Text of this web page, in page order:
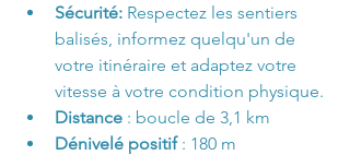
Sécurité: Respectez les sentiers
balisés, informez quelqu'un de
votre itinéraire et adaptez votre
vitesse à votre condition physique.
Distance : boucle de 3,1 km
Dénivelé positif : 180 m